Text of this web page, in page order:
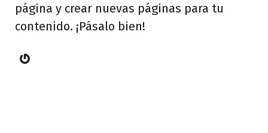
página y crear nuevas páginas para tu
contenido. ¡Pásalo bien!
Gravatar